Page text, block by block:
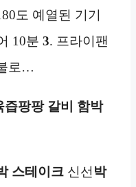
도 예열된 기기
10분 3. 프라이팬
로…
즙팡팡 갈비 함박
스테이크 신선 박